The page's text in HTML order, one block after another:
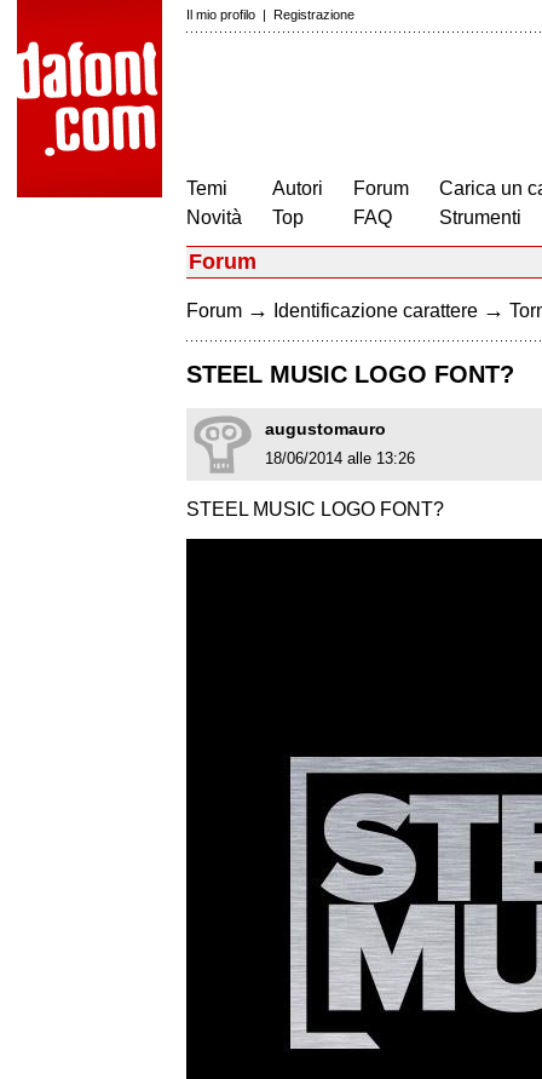
Il mio profilo | Registrazione
Temi
Novità
Autori
Top
Forum
FAQ
Carica un
Strumenti
Forum
Forum → Identificazione carattere →
STEEL MUSIC LOGO FONT?
augustomauro
18/06/2014 alle 13:26
STEEL MUSIC LOGO FONT?